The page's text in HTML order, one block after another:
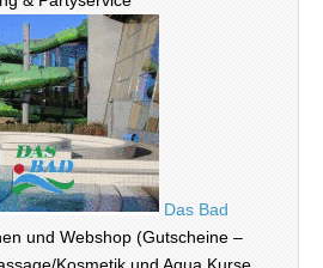
Das Bad
und Webshop (Gutscheine –